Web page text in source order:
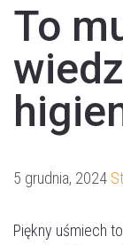
To
5 grudnia, 2024
Piękny uśmiech